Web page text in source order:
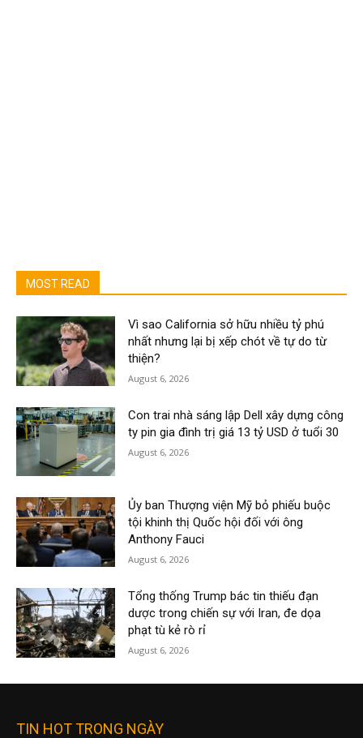
MOST READ
Vì sao California sở hữu nhiều tỷ phú
nhất nhưng lại bị xếp chót về tự do từ
thiện?
August 6, 2026
Con trai nhà sáng lập Dell xây dựng công
ty pin gia đình trị giá 13 tỷ USD ở tuổi 30
August 6, 2026
Ủy ban Thượng viện Mỹ bỏ phiếu buộc
tội khinh thị Quốc hội đối với ông
Anthony Fauci
August 6, 2026
Tổng thống Trump bác tin thiếu đạn
dược trong chiến sự với Iran, đe dọa
phạt tù kẻ rò rỉ
August 6, 2026
TIN HOT TRONG NGÀY